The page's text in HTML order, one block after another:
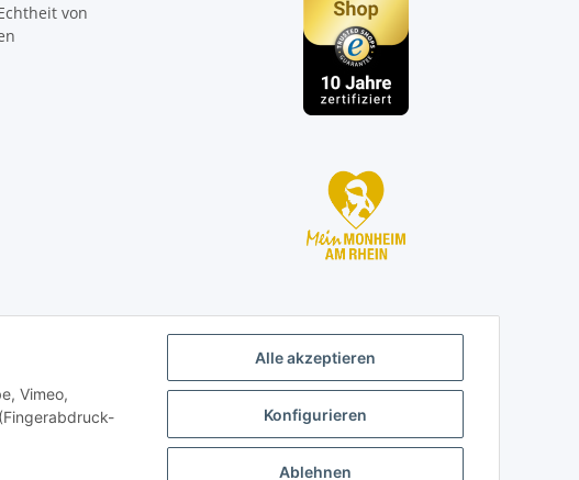
Alle akzeptieren
Konfigurieren
Ablehnen
Vimeo,
von